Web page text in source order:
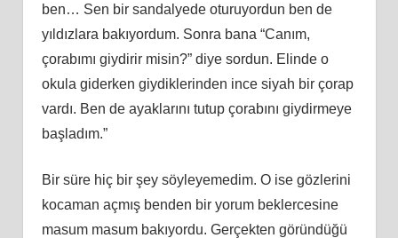
ben… Sen bir sandalyede oturuyordun ben de
yıldızlara bakıyordum. Sonra bana “Canım,
çorabımı giydirir misin?” diye sordun. Elinde o
okula giderken giydiklerinden ince siyah bir çorap
vardı. Ben de ayaklarını tutup çorabını giydirmeye
başladım.”
Bir süre hiç bir şey söyleyemedim. O ise gözlerini
kocaman açmış benden bir yorum beklercesine
masum masum bakıyordu. Gerçekten göründüğü